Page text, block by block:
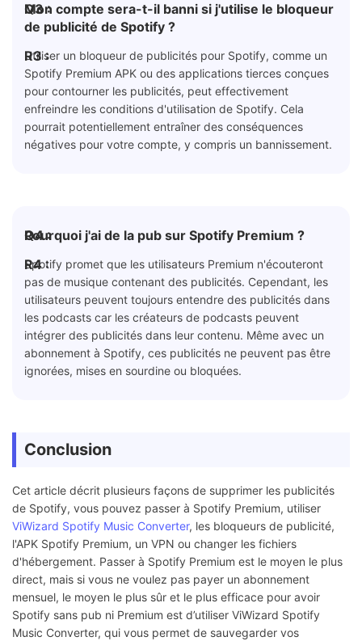
Q3 :
Mon compte sera-t-il banni si j'utilise le bloqueur
de publicité de Spotify ?
R3 :
Utiliser un bloqueur de publicités pour Spotify, comme un
Spotify Premium APK ou des applications tierces conçues
pour contourner les publicités, peut effectivement
enfreindre les conditions d'utilisation de Spotify. Cela
pourrait potentiellement entraîner des conséquences
négatives pour votre compte, y compris un bannissement.
Q4 :
Pourquoi j'ai de la pub sur Spotify Premium ?
R4 :
Spotify promet que les utilisateurs Premium n'écouteront
pas de musique contenant des publicités. Cependant, les
utilisateurs peuvent toujours entendre des publicités dans
les podcasts car les créateurs de podcasts peuvent
intégrer des publicités dans leur contenu. Même avec un
abonnement à Spotify, ces publicités ne peuvent pas être
ignorées, mises en sourdine ou bloquées.
Conclusion
Cet article décrit plusieurs façons de supprimer les publicités
de Spotify, vous pouvez passer à Spotify Premium, utiliser
ViWizard Spotify Music Converter, les bloqueurs de publicité,
l'APK Spotify Premium, un VPN ou changer les fichiers
d'hébergement. Passer à Spotify Premium est le moyen le plus
direct, mais si vous ne voulez pas payer un abonnement
mensuel, le moyen le plus sûr et le plus efficace pour avoir
Spotify sans pub ni Premium est d’utiliser ViWizard Spotify
Music Converter, qui vous permet de sauvegarder vos